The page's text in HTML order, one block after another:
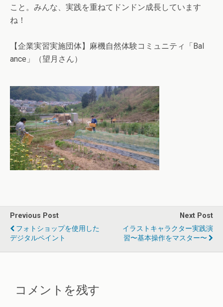
こ と。みんな、実践を重ねてドンドン成長しています
ね！
【企業実習実施団体】麻機自然体験コミュニティ「Bal
ance」（望月さん）
Previous Post
フォトショップを使用した
デジタルペイント
Next Post
イラストキャラクター実践演
習〜基本操作をマスター〜
コメントを残す